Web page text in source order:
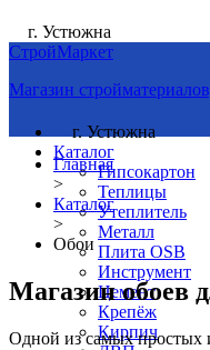
г. Устюжна
СтройМаркет
Магазин
г. Устюжна
Каталог
Гипсокартон
Теплицы
Утеплитель
Металл
Плита OSB
Инструмент
Цемент
Крепёж
Кирпич
Главная
>
Каталог
>
Обои
Магазин обоев
Одной из самых простых